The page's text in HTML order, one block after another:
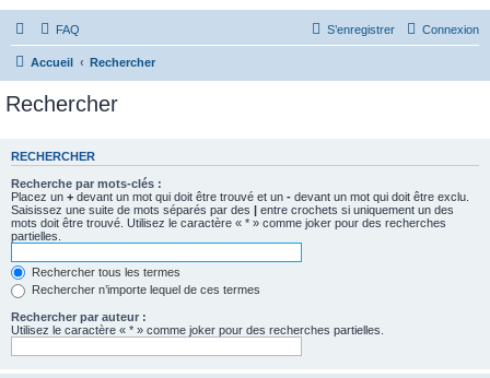
FAQ Connexion
S’enregistrer
Accueil Rechercher
Rechercher
RECHERCHER
Recherche par mots-clés :
Placez un + devant un mot qui doit être trouvé et un - devant un mot qui doit être exclu.
Saisissez une suite de mots séparés par des | entre crochets si uniquement un des
mots doit être trouvé. Utilisez le caractère « * » comme joker pour des recherches
partielles.
Rechercher tous les termes
Rechercher n’importe lequel de ces termes
Rechercher par auteur :
Utilisez le caractère « * » comme joker pour des recherches partielles.